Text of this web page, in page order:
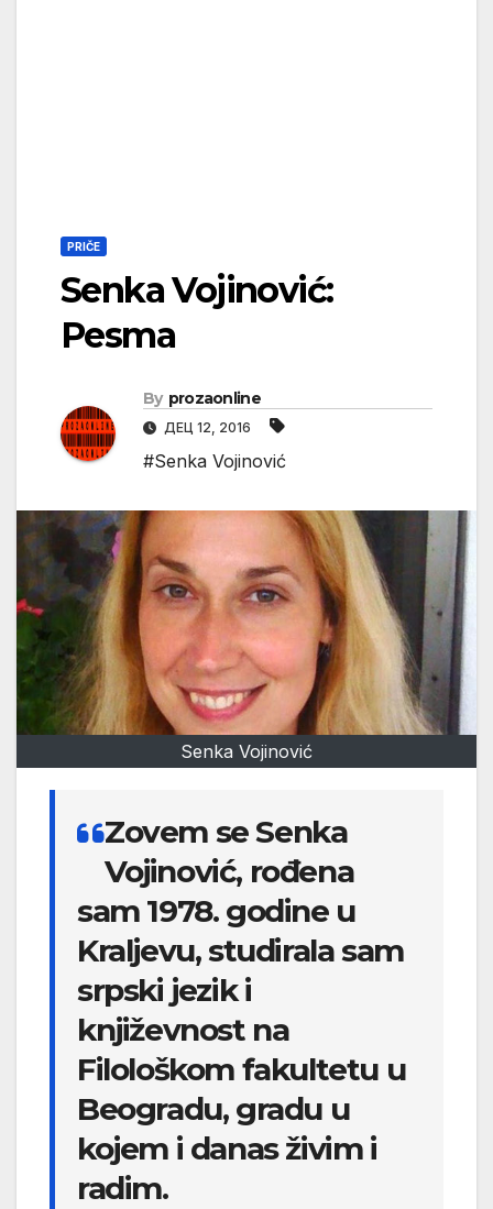
PRIČE
Senka Vojinović:
Pesma
By prozaonline
ДЕЦ 12, 2016
#Senka Vojinović
Senka Vojinović
Zovem se Senka
Vojinović, rođena
sam 1978. godine u
Kraljevu, studirala sam
srpski jezik i
književnost na
Filološkom fakultetu u
Beogradu, gradu u
kojem i danas živim i
radim.